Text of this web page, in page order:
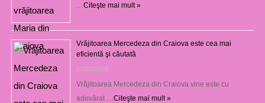
Citeşte mai mult »
Vrăjitoarea Mercedeza din Craiova este cea mai
eficientă şi căutată
27/07/2026
Vrăjitoarea Mercedeza din Craiova vine este cu
adevărat … Citeşte mai mult »